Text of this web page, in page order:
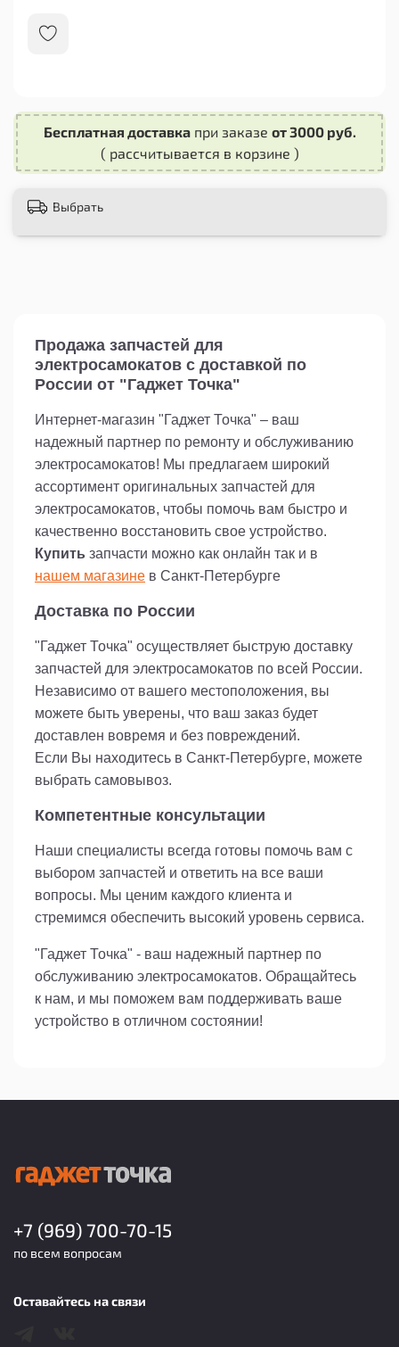
стойкость к повреждениям. Вы можете быть
характеристиками сцепления с различными
типами поверхностей. Будь то асфальт, бетон
или грунтовая дорога, вы будете чувствовать
себя уверенно и комфортно на своей коляске.
Не упускайте возможность улучшить свою
Бесплатная доставкапри заказе от 3000 руб.
( рассчитывается в корзине )
Выбрать
Продажа запчастей для
электросамокатов с доставкой по
России от "Гаджет Точка"
Интернет-магазин "Гаджет Точка" – ваш
надежный партнер по ремонту и обслуживанию
электросамокатов! Мы предлагаем широкий
ассортимент оригинальных запчастей для
электросамокатов, чтобы помочь вам быстро и
качественно восстановить свое устройство.
Купить запчасти можно как онлайн так и в
нашем магазине в Санкт-Петербурге
Доставка по России
"Гаджет Точка" осуществляет быструю доставку
запчастей для электросамокатов по всей России.
Независимо от вашего местоположения, вы
можете быть уверены, что ваш заказ будет
доставлен вовремя и без повреждений.
Если Вы находитесь в Санкт-Петербурге, можете
выбрать самовывоз.
Компетентные консультации
Наши специалисты всегда готовы помочь вам с
выбором запчастей и ответить на все ваши
вопросы. Мы ценим каждого клиента и
стремимся обеспечить высокий уровень сервиса.
"Гаджет Точка" - ваш надежный партнер по
обслуживанию электросамокатов. Обращайтесь
к нам, и мы поможем вам поддерживать ваше
устройство в отличном состоянии!
+7 (969) 700-70-15
по всем вопросам
Оставайтесь на связи